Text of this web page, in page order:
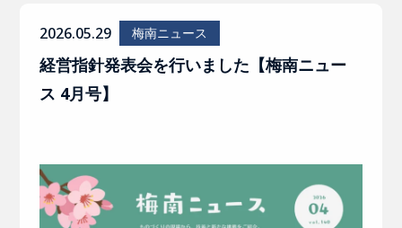
2026.05.29 梅南ニュース
経営指針発表会を行いました【梅南ニュー
ス 4月号】